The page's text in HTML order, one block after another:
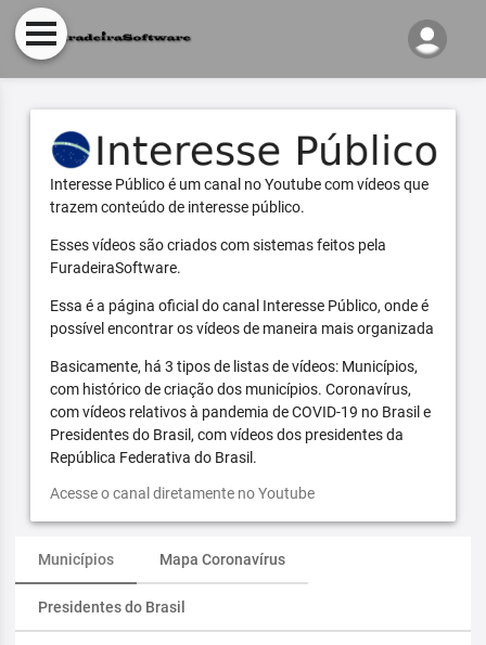
Interesse Público é um canal no Youtube com vídeos que
trazem conteúdo de interesse público.
Esses vídeos são criados com sistemas feitos pela
FuradeiraSoftware.
Essa é a página oficial do canal Interesse Público, onde é
possível encontrar os vídeos de maneira mais organizada
Basicamente, há 3 tipos de listas de vídeos: Municípios,
com histórico de criação dos municípios. Coronavírus,
com vídeos relativos à pandemia de COVID-19 no Brasil e
Presidentes do Brasil, com vídeos dos presidentes da
República Federativa do Brasil.
Acesse o canal diretamente no Youtube
Municípios Mapa Coronavírus
Presidentes do Brasil